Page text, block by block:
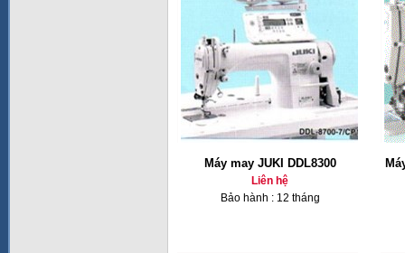
Máy may JUKI DDL8300
Liên hệ
Bảo hành : 12 tháng